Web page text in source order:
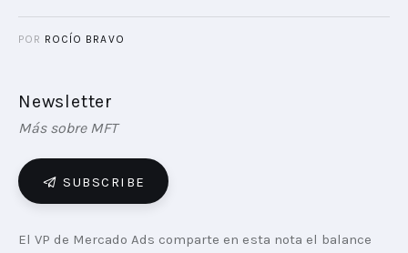
POR ROCÍO BRAVO
Newsletter
Más sobre MFT
SUBSCRIBE
El VP de Mercado Ads comparte en esta nota el balance